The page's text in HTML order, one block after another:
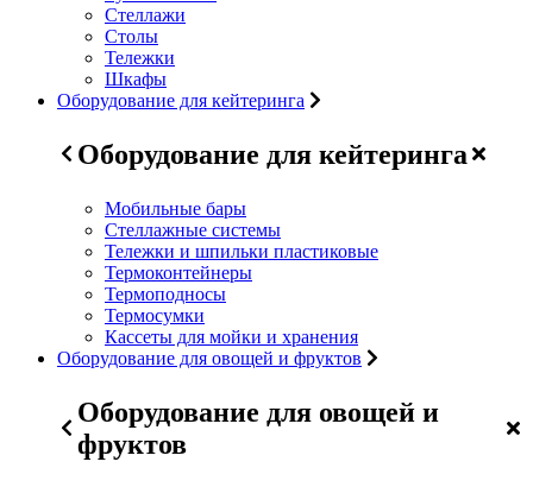
Стеллажи
Столы
Тележки
Шкафы
Оборудование для кейтеринга
Оборудование для кейтеринга
Мобильные бары
Стеллажные системы
Тележки и шпильки пластиковые
Термоконтейнеры
Термоподносы
Термосумки
Кассеты для мойки и хранения
Оборудование для овощей и фруктов
Оборудование для овощей и
фруктов